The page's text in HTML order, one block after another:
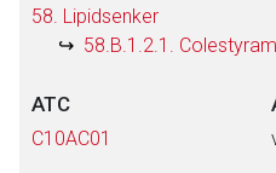
58. Lipidsenker
58.B.1.2.1.
ATC
C10AC01